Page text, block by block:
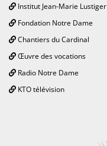
Institut Jean-Marie Lustiger
Fondation Notre Dame
Chantiers du Cardinal
Œuvre des vocations
Radio Notre Dame
KTO télévision